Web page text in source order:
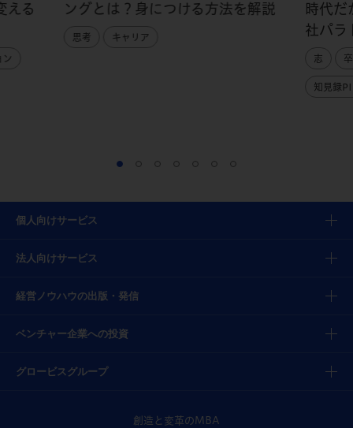
える
ン
ングとは？身につける方法を解説
思考 キャリア
時代だ
社パラ
志
知見録
個人向けサービス
法人向けサービス
経営ノウハウの出版・発信
ベンチャー企業への投資
グロービスグループ
創造と変革のMBA